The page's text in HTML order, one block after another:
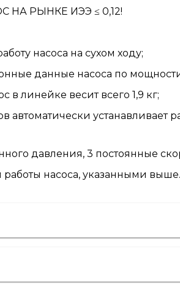
РЫНКЕ ИЭЭ ≤ 0,12!
насоса на сухом ходу;
данные насоса по
в линейке весит всего 1,9 кг;
устанавливает
давления, 3 постоянные
насоса, указанными выше.